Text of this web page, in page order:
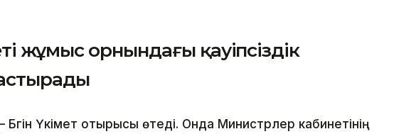
жұмыс орнындағы қауіпсіздік
Үкімет отырысы өтеді. Онда Министрлер кабинетінің